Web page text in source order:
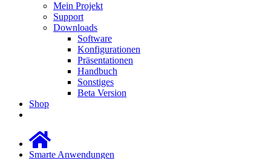
Mein Projekt
Support
Downloads
Software
Konfigurationen
Präsentationen
Handbuch
Sonstiges
Beta Version
Shop
Smarte Anwendungen